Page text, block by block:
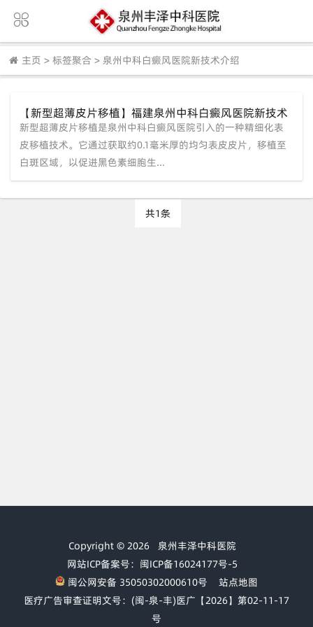
主页 > 标签聚合 > 泉州中科白癜风医院新技术介绍
【新型超薄皮片移植】福建泉州中科白癜风医院新技术
推广，攻克顽固白斑
新型超薄皮片移植是泉州中科白癜风医院引入的一种精细化表
皮移植技术。它通过获取约0.1毫米厚的均匀表皮皮片，移植至
白斑区域，以促进黑色素细胞生...
共1条
Copyright © 2026 泉州丰泽中科医院
网站ICP备案号：闽ICP备16024177号-5
闽公网安备 35050302000610号
站点地图
医疗广告审查证明文号：(闽-泉-丰)医广【2026】第02-11-17
号